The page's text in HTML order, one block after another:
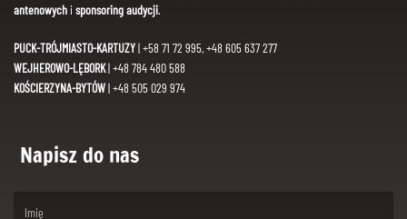
antenowychi sponsoring audycji.
PUCK-TRÓJMIASTO-KARTUZY| +58 71 72 995, +48 605 637 277
WEJHEROWO-LĘBORK| +48 784 480 588
KOŚCIERZYNA-BYTÓW| +48 505 029 974
Napisz do nas